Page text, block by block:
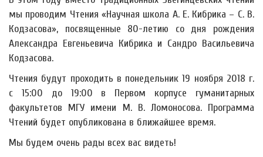
мы проводим Чтения «Научная школа А. Е. Кибрика – С. В.
Кодзасова», посвященные 80-летию со дня рождения
Александра Евгеньевича Кибрика и Сандро Васильевича
Кодзасова.
Чтения будут проходить в понедельник 19 ноября 2018 г.
с 15:00 до 19:00 в Первом корпусе гуманитарных
факультетов МГУ имени М. В. Ломоносова. Программа
Чтений будет опубликована в ближайшее время.
Мы будем очень рады всех вас видеть!